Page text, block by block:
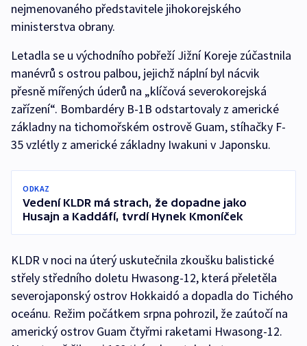
nejmenovaného představitele jihokorejského
ministerstva obrany.
Letadla se u východního pobřeží Jižní Koreje zúčastnila
manévrů s ostrou palbou, jejichž náplní byl nácvik
přesně mířených úderů na „klíčová severokorejská
zařízení“. Bombardéry B-1B odstartovaly z americké
základny na tichomořském ostrově Guam, stíhačky F-
35 vzlétly z americké základny Iwakuni v Japonsku.
ODKAZ
Vedení KLDR má strach, že dopadne jako
Husajn a Kaddáfí, tvrdí Hynek Kmoníček
KLDR v noci na úterý uskutečnila zkoušku balistické
střely středního doletu Hwasong-12, která přeletěla
severojaponský ostrov Hokkaidó a dopadla do Tichého
oceánu. Režim počátkem srpna pohrozil, že zaútočí na
americký ostrov Guam čtyřmi raketami Hwasong-12.